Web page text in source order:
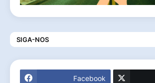
SIGA-NOS
Facebook